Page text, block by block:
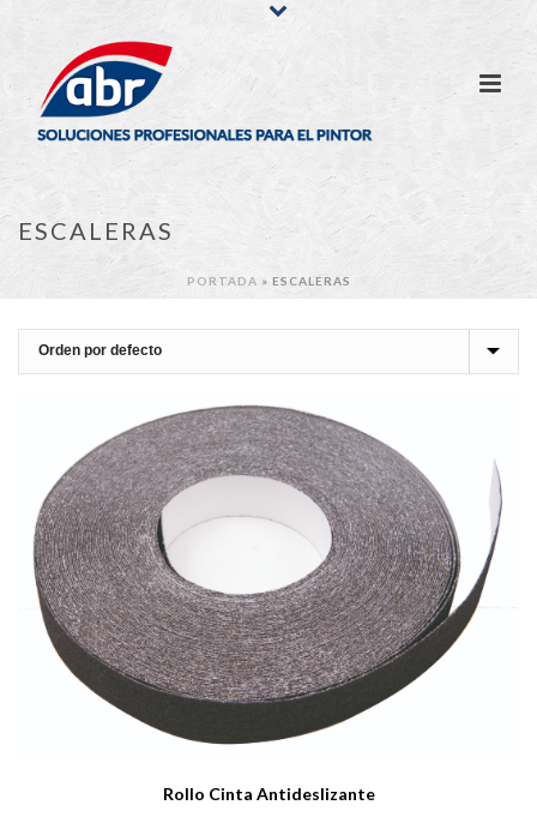
ESCALERAS
PORTADA » ESCALERAS
Rollo Cinta Antideslizante